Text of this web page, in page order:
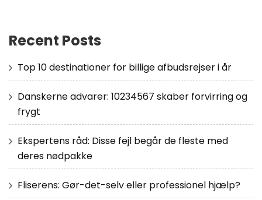
Recent Posts
Top 10 destinationer for billige afbudsrejser i år
Danskerne advarer: 10234567 skaber forvirring og
frygt
Ekspertens råd: Disse fejl begår de fleste med
deres nødpakke
Fliserens: Gør-det-selv eller professionel hjælp?